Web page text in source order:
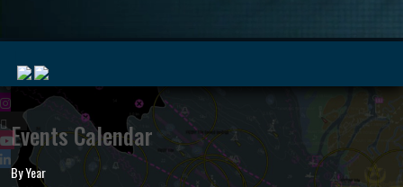
Events Calendar
By YearMyMarine